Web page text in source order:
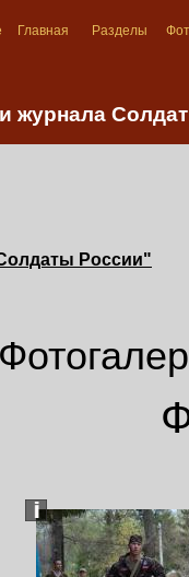
Главная Разделы
журнала
России"